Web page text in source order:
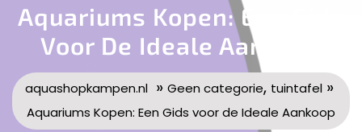
Aquariums Kopen: Een Gids
Voor De Ideale Aankoop
aquashopkampen.nl» Geen categorie, tuintafel»
Aquariums Kopen: Een Gids voor de Ideale Aankoop